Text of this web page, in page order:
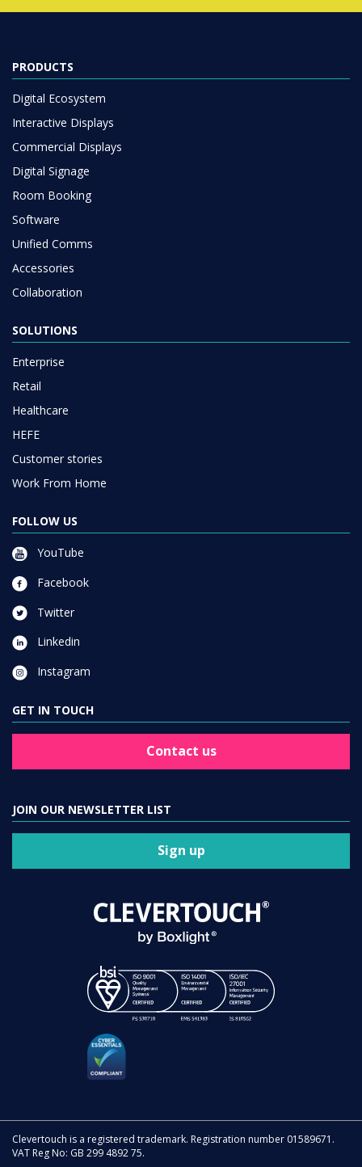
PRODUCTS
Digital Ecosystem
Interactive Displays
Commercial Displays
Digital Signage
Room Booking
Software
Unified Comms
Accessories
Collaboration
SOLUTIONS
Enterprise
Retail
Healthcare
HEFE
Customer stories
Work From Home
FOLLOW US
YouTube
Facebook
Twitter
Linkedin
Instagram
GET IN TOUCH
Contact us
JOIN OUR NEWSLETTER LIST
Sign up
Clevertouch is a registered trademark. Registration number 01589671.
VAT Reg No: GB 299 4892 75.